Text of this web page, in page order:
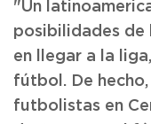
"Un
posibilidades de
en llegar a la
fútbol. De
futbolistas en